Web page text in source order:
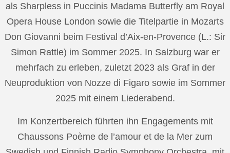
als Sharpless in Puccinis Madama Butterfly am Royal
Opera House London sowie die Titelpartie in Mozarts
Don Giovanni beim Festival d’Aix-en-Provence (L.: Sir
Simon Rattle) im Sommer 2025. In Salzburg war er
mehrfach zu erleben, zuletzt 2023 als Graf in der
Neuproduktion von Nozze di Figaro sowie im Sommer
2025 mit einem Liederabend.
Im Konzertbereich führten ihn Engagements mit
Chaussons Poème de l’amour et de la Mer zum